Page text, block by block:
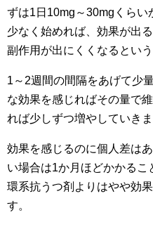
ずは1日10mg～30mgくらい
少なく始めれば、効果が出
副作用が出にくくなるとい
1～2週間の間隔をあげて少
な効果を感じればその量で
れば少しずつ増やしていきま
効果を感じるのに個人差は
い場合は1か月ほどかかる
環系抗うつ剤よりはやや効
す。